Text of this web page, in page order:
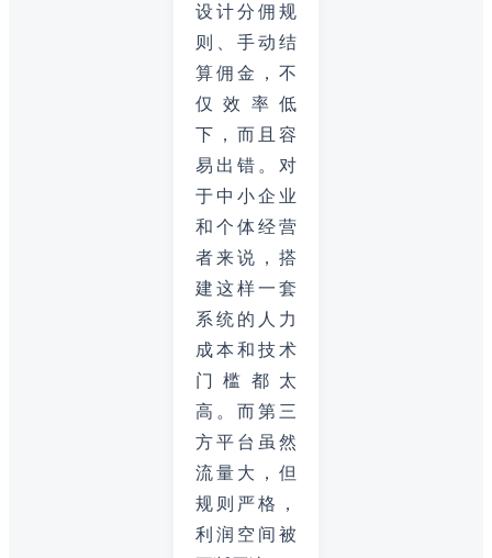
设计分佣规
则、手动结
算佣金，不
仅效率低
下，而且容
易出错。对
于中小企业
和个体经营
者来说，搭
建这样一套
系统的人力
成本和技术
门槛都太
高。而第三
方平台虽然
流量大，但
规则严格，
利润空间被